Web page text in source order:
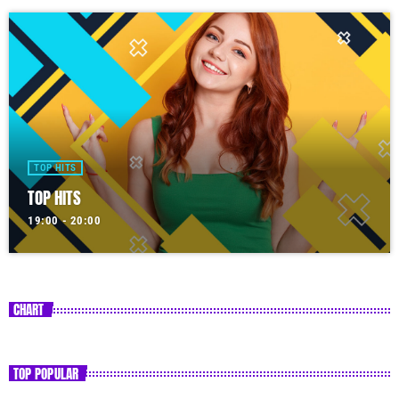
TOP HITS
TOP HITS
19:00 - 20:00
CHART
TOP POPULAR